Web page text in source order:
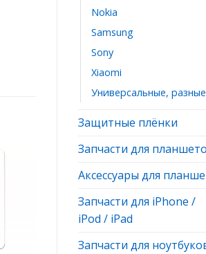
Nokia
Samsung
Sony
Xiaomi
Универсальные, разные
Защитные плёнки
Запчасти для
Аксессуары для
Запчасти для iPhone /
iPod / iPad
Запчасти для